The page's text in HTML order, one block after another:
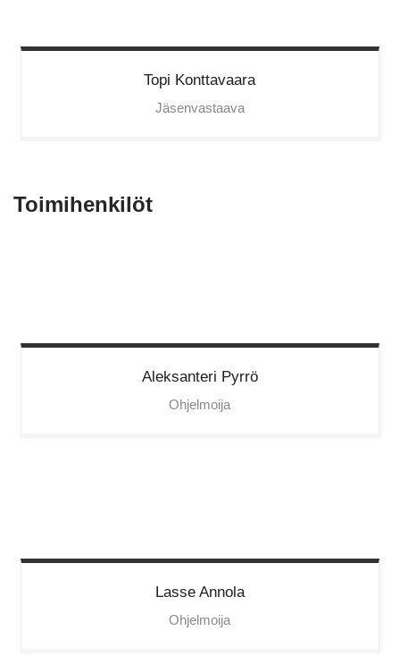
Topi Konttavaara
Jäsenvastaava
Toimihenkilöt
Aleksanteri Pyrrö
Ohjelmoija
Lasse Annola
Ohjelmoija